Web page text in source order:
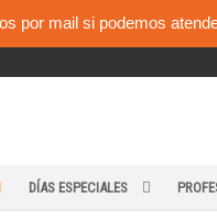
por mail si podemos
DÍAS ESPECIALES